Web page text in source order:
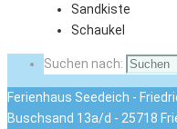
Sandkiste
Schaukel
Suchen nach:
Ferienhaus Seedeich -
Buschsand 13a/d - 25718